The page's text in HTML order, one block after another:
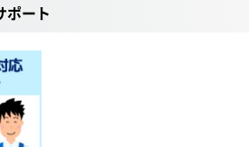
ポート